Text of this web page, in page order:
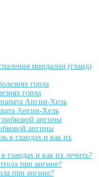
миндалин (гланд)
горла
Ангин-Хель
ангины
гландах и как их лечить?
при ангине?